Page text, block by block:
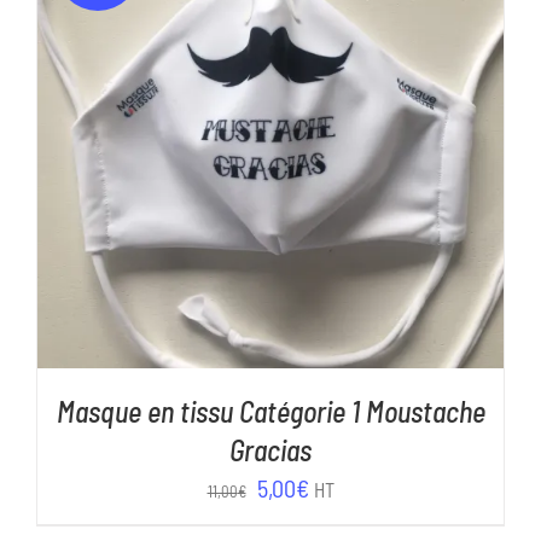
AJOUTER AU PANIER / DÉTAILS
Masque en tissu Catégorie 1 Moustache
Gracias
11,00€
Le
5,00€Le
HT